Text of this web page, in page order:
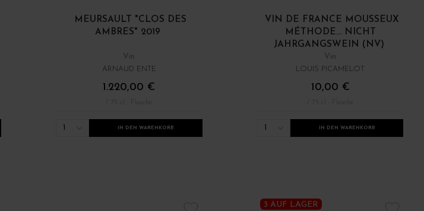
MEURSAULT "CLOS DES
AMBRES" 2019
Vin
ARNAUD ENTE
1.220,00 €
/ 75 cl : Flasche
1 IN DEN WARENKORB
VIN DE FRANCE MOUSSEUX
MÉTHODE... NICHT
JAHRGANGSWEIN (NV)
Vin
LOUIS PICAMELOT
10,00 €
/ 75 cl : Flasche
1 IN DEN WARENKORB
3 AUF LAGER